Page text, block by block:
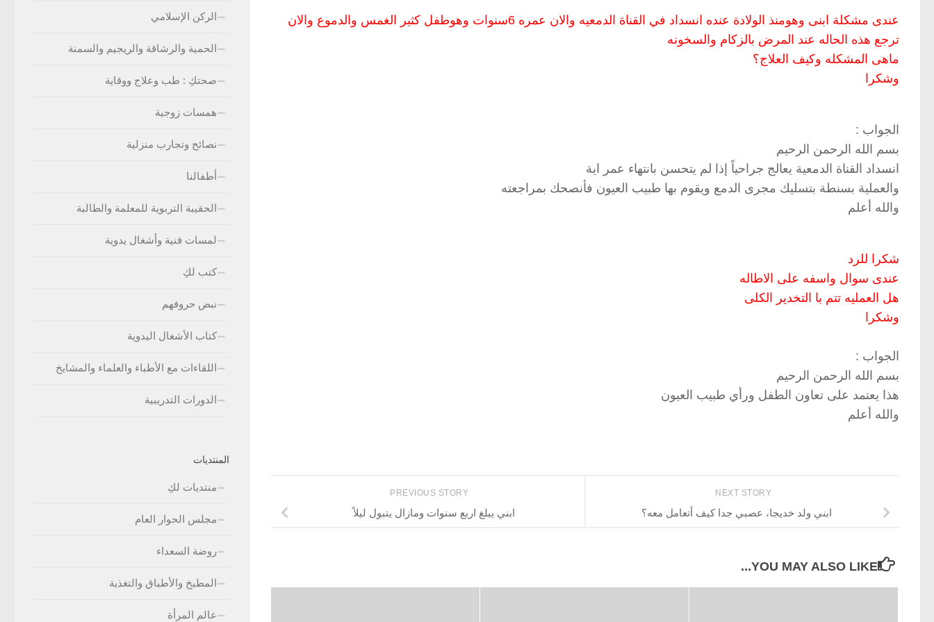
عندى مشكلة ابنى وهومنذ الولادة عنده انسداد في القناة الدمعيه والان عمره 6سنوات وهوطفل كثير الغمس والدموع والان
ترجع هذه الحاله عند المرض بالزكام والسخونه
ماهى المشكله وكيف العلاج؟
وشكرا
الجواب :
بسم الله الرحمن الرحيم
انسداد القناة الدمعية يعالج جراحياً إذا لم يتحسن بانتهاء عمر اية
والعملية بسنطة بتسليك مجرى الدمع ويقوم بها طبيب العيون فأنصحك بمراجعته
والله أعلم
شكرا للرد
عندى سوال واسفه على الاطاله
هل العمليه تتم با التخدير الكلى
وشكرا
الجواب :
بسم الله الرحمن الرحيم
هذا يعتمد على تعاون الطفل ورأي طبيب العيون
والله أعلم
NEXT STORY
ابني ولد خديجا، عصبي جدا كيف أتعامل معه؟
PREVIOUS STORY
ابني يبلغ اربع سنوات ومازال يتبول ليلاً
YOU MAY ALSO LIKE...
الركن الإسلامي
الحمية والرشاقة والريجيم والسمنة
صحتكِ : طب وعلاج ووقاية
همسات زوجية
نصائح وتجارب منزلية
أطفالنا
الحقيبة التربوية للمعلمة والطالبة
لمسات فنية وأشغال يدوية
كتب لكِ
نبض حروفهم
كتاب الأشغال اليدوية
اللقاءات مع الأطباء والعلماء والمشايخ
الدورات التدريبية
المنتديات
منتديات لكِ
مجلس الحوار العام
روضة السعداء
المطبخ والأطباق والتغذية
عالم المرأة